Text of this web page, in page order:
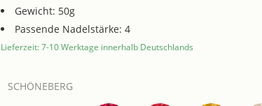
Gewicht: 50g
Passende Nadelstärke: 4
Lieferzeit: 7-10 Werktage innerhalb Deutschlands
SCHÖNEBERG